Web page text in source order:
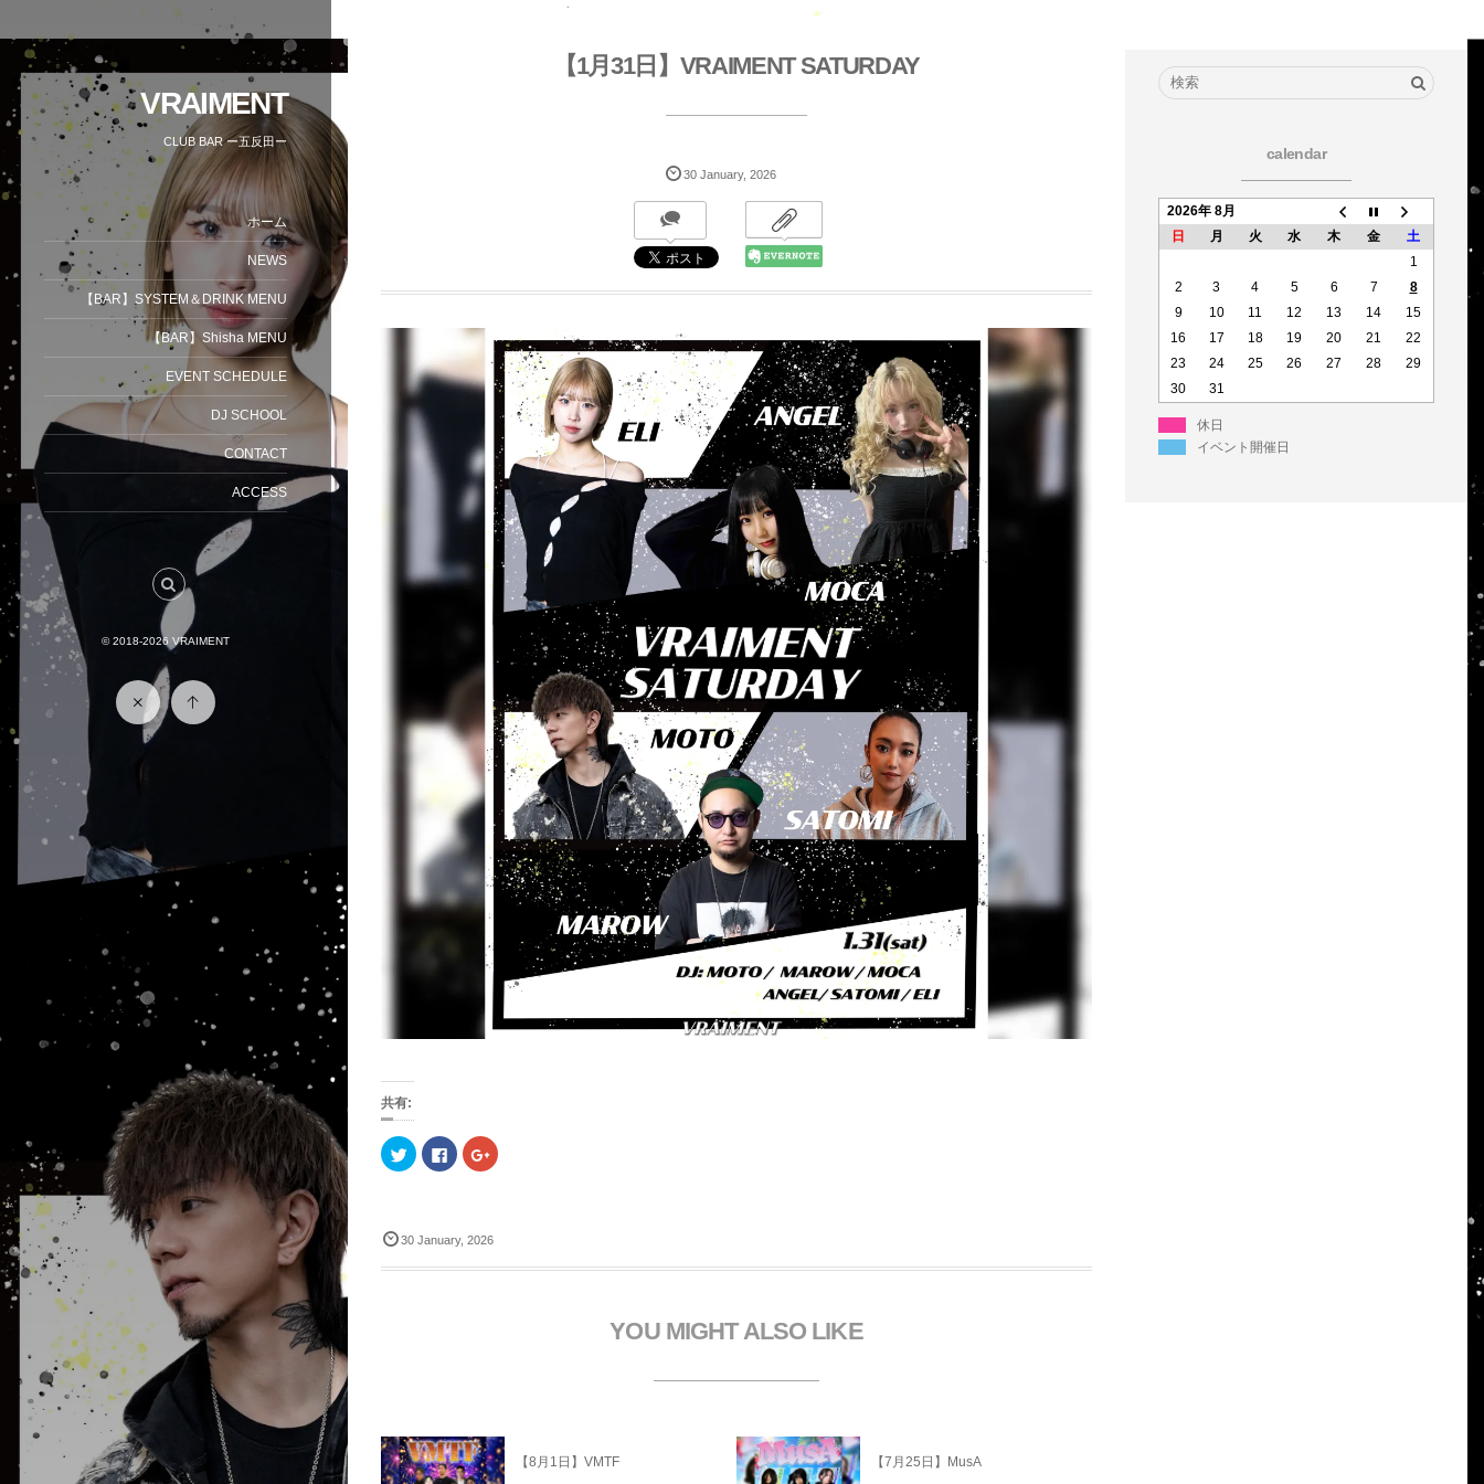
VRAIMENT
CLUB BAR ー五反田ー
ホーム
NEWS
【BAR】SYSTEM＆DRINK MENU
【BAR】Shisha MENU
EVENT SCHEDULE
DJ SCHOOL
CONTACT
ACCESS
© 2018-2026 VRAIMENT
【1月31日】VRAIMENT SATURDAY
30 January,2026
共有:
ク
リ
w
t
ン
ド
ウ
F
a
k
共
だ
さ
い
ク
リ
o
g
ン
ド
ウ
30 January,2026
YOU MIGHT ALSO LIKE
【8月1日】VMTF 【7月25日】MusA
calendar
2026年 8月
日
月 火 水 木 金
土
1
2
3 4 5 6 7
8
9
10 11 12 13 14
15
16
17 18 19 20 21
22
23
24 25 26 27 28
29
30
31
休日
イベント開催日